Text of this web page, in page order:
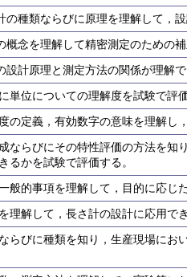
種類ならびに原理を理解して，
念を理解して精密測定のための
計原理と測定方法の関係が理解
単位についての理解度を試験で評
の定義，有効数字の意味を理解し
ならびにその特性評価の方法を知
るかを試験で評価する。
般的事項を理解して，目的に応じ
理解して，長さ計の設計に応用で
らびに種類を知り，生産現場にお